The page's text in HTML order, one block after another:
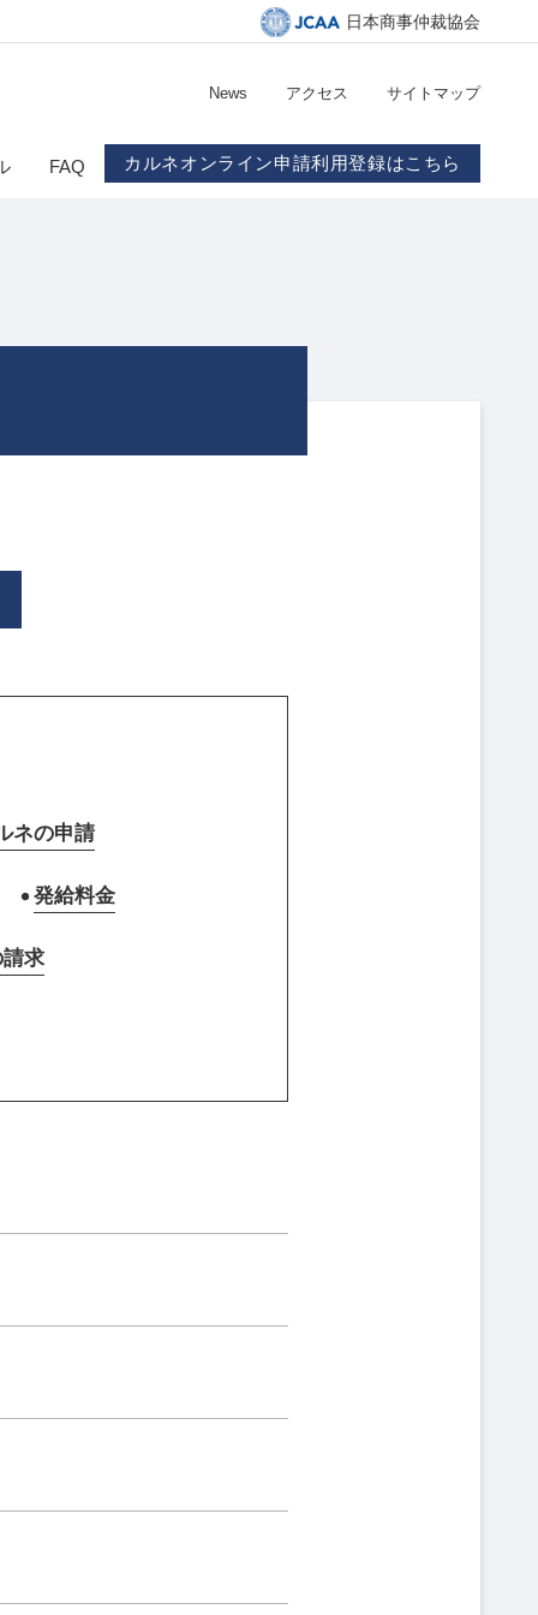
日本商事仲裁協会
News アクセス サイトマップ
FAQ カルネオンライン申請利用登録はこちら
ネの申請
発給料金
求